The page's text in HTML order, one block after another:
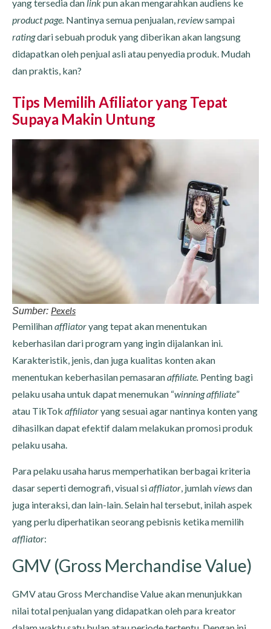
yang tersedia dan linkpun akan mengarahkan audiens ke
product page. Nantinya semua penjualan,reviewsampai
ratingdari sebuah produk yang diberikan akan langsung
didapatkan oleh penjual asli atau penyedia produk. Mudah
dan praktis, kan?
Tips Memilih Afiliator yang Tepat
Supaya Makin Untung
Sumber: Pexels
Pemilihanaffliatoryang tepat akan menentukan
keberhasilan dari program yang ingin dijalankan ini.
Karakteristik, jenis, dan juga kualitas konten akan
menentukan keberhasilan pemasaranaffiliate. Penting bagi
pelaku usaha untuk dapat menemukan “winning affiliate”
atau TikTok affiliatoryang sesuai agar nantinya konten yang
dihasilkan dapat efektif dalam melakukan promosi produk
pelaku usaha.
Para pelaku usaha harus memperhatikan berbagai kriteria
dasar seperti demografi, visual siaffliator , jumlahviewsdan
juga interaksi, dan lain-lain. Selain hal tersebut, inilah aspek
yang perlu diperhatikan seorang pebisnis ketika memilih
affliator:
GMV (Gross Merchandise Value)
GMV atau Gross Merchandise Value akan menunjukkan
nilai total penjualan yang didapatkan oleh para kreator